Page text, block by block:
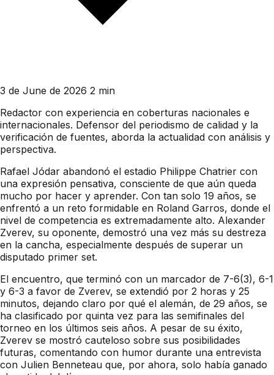
3 de June de 2026 2 min
Redactor con experiencia en coberturas nacionales e
internacionales. Defensor del periodismo de calidad y la
verificación de fuentes, aborda la actualidad con análisis y
perspectiva.
Rafael Jódar abandonó el estadio Philippe Chatrier con
una expresión pensativa, consciente de que aún queda
mucho por hacer y aprender. Con tan solo 19 años, se
enfrentó a un reto formidable en Roland Garros, donde el
nivel de competencia es extremadamente alto. Alexander
Zverev, su oponente, demostró una vez más su destreza
en la cancha, especialmente después de superar un
disputado primer set.
El encuentro, que terminó con un marcador de 7-6(3), 6-1
y 6-3 a favor de Zverev, se extendió por 2 horas y 25
minutos, dejando claro por qué el alemán, de 29 años, se
ha clasificado por quinta vez para las semifinales del
torneo en los últimos seis años. A pesar de su éxito,
Zverev se mostró cauteloso sobre sus posibilidades
futuras, comentando con humor durante una entrevista
con Julien Benneteau que, por ahora, solo había ganado